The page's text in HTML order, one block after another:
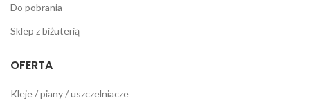
Do pobrania
Sklep z biżuterią
OFERTA
Kleje / piany / uszczelniacze